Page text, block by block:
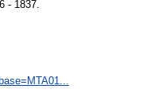
- 1837.